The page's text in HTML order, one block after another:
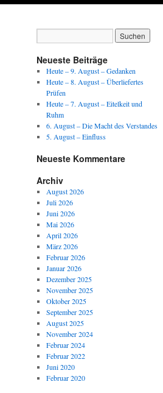
Neueste Beiträge
Heute – 9. August – Gedanken
Heute – 8. August – Überliefertes
Prüfen
Heute – 7. August – Eitelkeit und
Ruhm
6. August – Die Macht des Verstandes
5. August – Einfluss
Neueste Kommentare
Archiv
August 2026
Juli 2026
Juni 2026
Mai 2026
April 2026
März 2026
Februar 2026
Januar 2026
Dezember 2025
November 2025
Oktober 2025
September 2025
August 2025
November 2024
Februar 2024
Februar 2022
Juni 2020
Februar 2020